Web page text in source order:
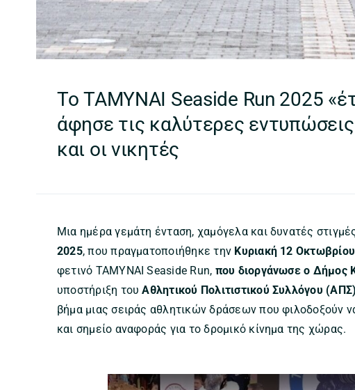
Το ΤΑΜΥΝΑΙ Seaside Run 2025
άφησε τις καλύτερες
και οι νικητές
Μια ημέρα γεμάτη ένταση, χαμόγελα και δυνατές
2025, που πραγματοποιήθηκε την Κυριακή 12 Οκτωβρίου
φετινό ΤΑΜΥΝΑΙ Seaside Run, που διοργάνωσε ο Δήμος
υποστήριξη τουΑθλητικού Πολιτιστικού Συλλόγου
βήμα μιας σειράς αθλητικών δράσεων που φιλοδοξούν
και σημείο αναφοράς για το δρομικό κίνημα της χώρας.